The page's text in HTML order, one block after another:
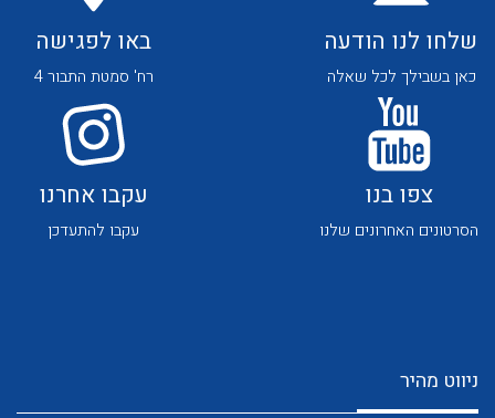
לכל מוצרי היצרן לכל מוצרי היצרן
שלחו לנו הודעה
כאן בשבילך לכל שאלה
באו לפגישה
רח' סמטת התבור 4
צפו בנו
הסרטונים האחרונים שלנו
עקבו אחרנו
עקבו להתעדכן
ניווט מהיר